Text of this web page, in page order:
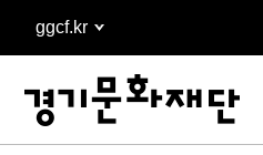
바로가기
ggcf.kr